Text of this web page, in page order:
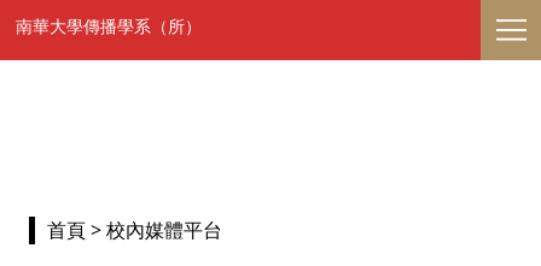
南華大學傳播學系（所）
首頁> 校內媒體平台